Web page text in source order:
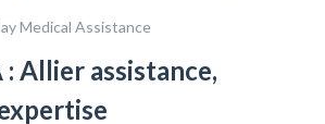
Allier assistance,